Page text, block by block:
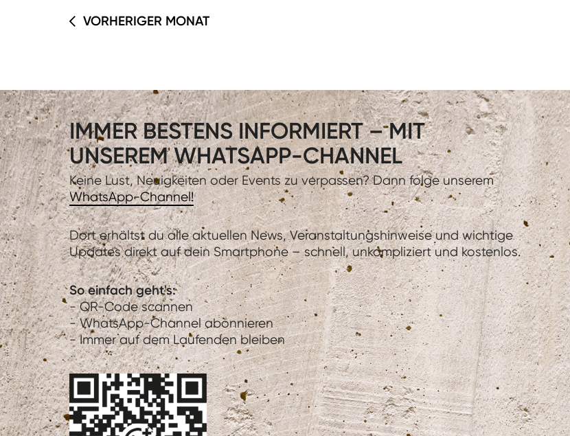
VORHERIGER MONAT
IMMER BESTENS INFORMIERT – MIT
UNSEREM WHATSAPP-CHANNEL
Keine Lust, Neuigkeiten oder Events zu verpassen? Dann folge unserem
WhatsApp-Channel!
Dort erhältst du alle aktuellen News, Veranstaltungshinweise und wichtige
Updates direkt auf dein Smartphone – schnell, unkompliziert und kostenlos.
So einfach geht's:
- QR-Code scannen
- WhatsApp-Channel abonnieren
- Immer auf dem Laufenden bleiben